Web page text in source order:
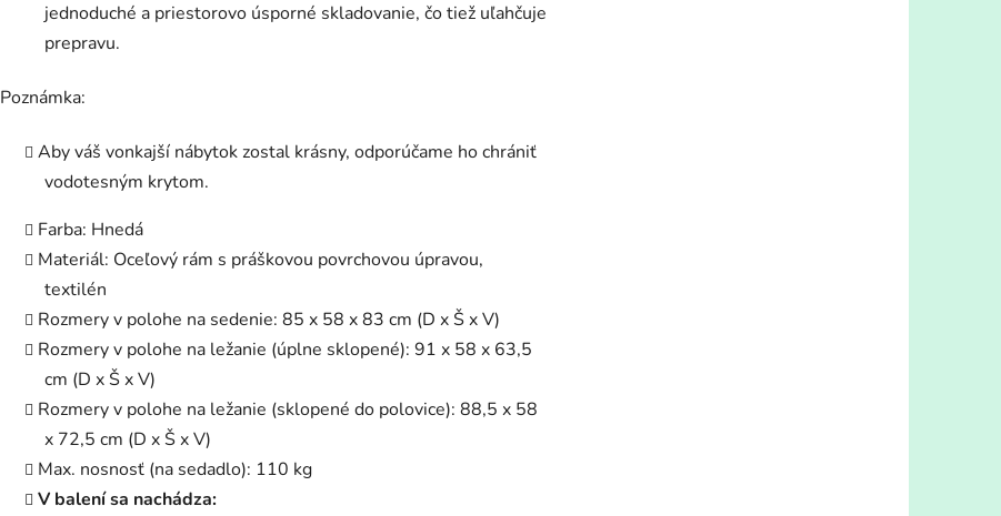
jednoduché a priestorovo úsporné skladovanie, čo tiež uľahčuje
prepravu.
Poznámka:
Aby váš vonkajší nábytok zostal krásny, odporúčame ho chrániť
vodotesným krytom.
Farba: Hnedá
Materiál: Oceľový rám s práškovou povrchovou úpravou,
textilén
Rozmery v polohe na sedenie: 85 x 58 x 83 cm (D x Š x V)
Rozmery v polohe na ležanie (úplne sklopené): 91 x 58 x 63,5
cm (D x Š x V)
Rozmery v polohe na ležanie (sklopené do polovice): 88,5 x 58
x 72,5 cm (D x Š x V)
Max. nosnosť (na sedadlo): 110 kg
V balení sa nachádza: